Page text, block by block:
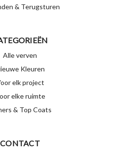
& Terugsturen
Alle verven
Kleuren
elk project
elke ruimte
& Top Coats
CONTACT